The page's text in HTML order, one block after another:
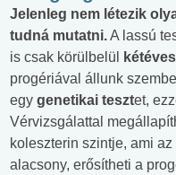
Jelenleg nem létezik
tudná mutatni.A lassú
is csak körülbelül
progériával állunk
egy genetikai tesztet,
Vérvizsgálattal
koleszterin szintje, ami
alacsony, erősítheti a